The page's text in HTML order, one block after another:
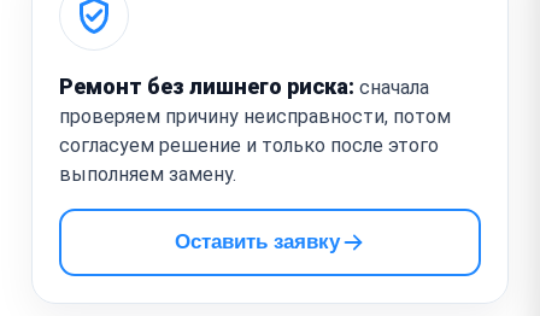
Ремонт без лишнего риска: сначала
проверяем причину неисправности, потом
согласуем решение и только после этого
выполняем замену.
Оставить заявку